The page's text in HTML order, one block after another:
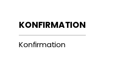
KONFIRMATION
Konfirmation